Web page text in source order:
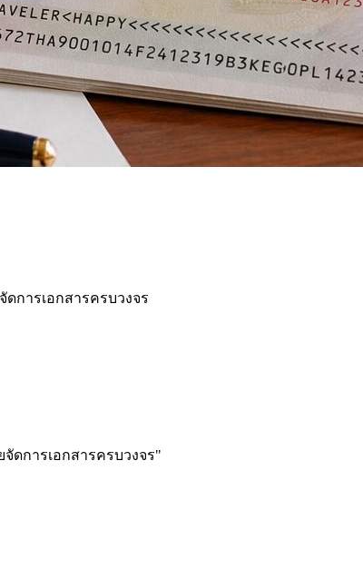
ดการเอกสารครบวงจร
จัดการเอกสารครบวงจร"